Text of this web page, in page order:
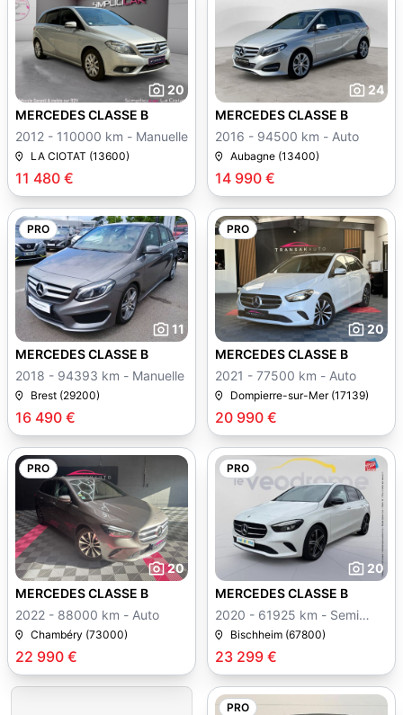
20
11 480 €
MERCEDES CLASSE B
2012 - 110000 km - Manuelle
LA CIOTAT (13600)
24
14 990 €
MERCEDES CLASSE B
2016 - 94500 km - Auto
Aubagne (13400)
PRO
11
16 490 €
MERCEDES CLASSE B
2018 - 94393 km - Manuelle
Brest (29200)
PRO
20
20 990 €
MERCEDES CLASSE B
2021 - 77500 km - Auto
Dompierre-sur-Mer (17139)
PRO
20
22 990 €
MERCEDES CLASSE B
2022 - 88000 km - Auto
Chambéry (73000)
PRO
20
23 299 €
MERCEDES CLASSE B
2020 - 61925 km - Semi
autoBischheim (67800)
PRO